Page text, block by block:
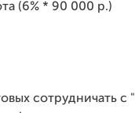
(6% * 90 000 р.)
сотрудничать